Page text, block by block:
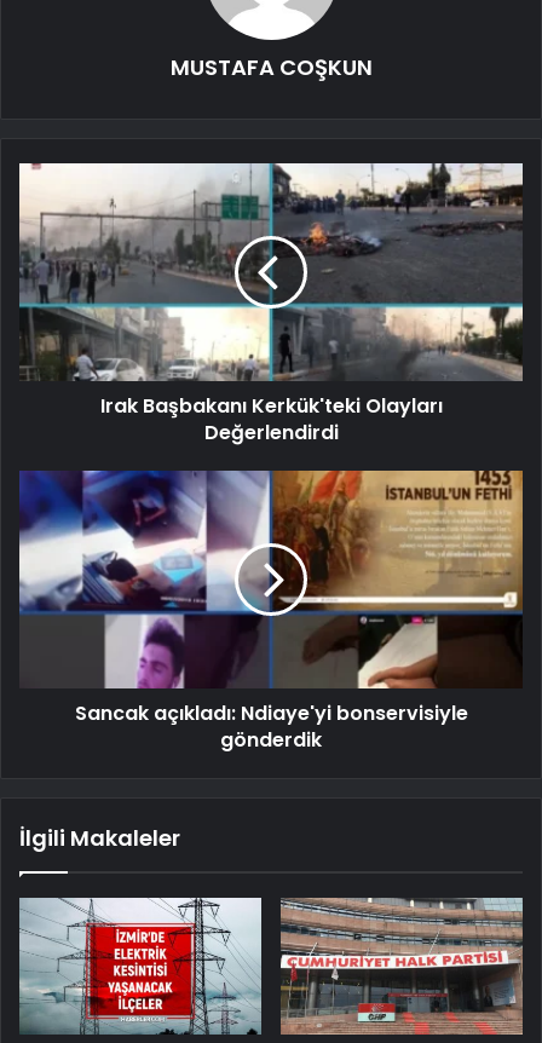
MUSTAFA COŞKUN
Irak Başbakanı Kerkük'teki Olayları
Değerlendirdi
Sancak açıkladı: Ndiaye'yi bonservisiyle
gönderdik
İlgili Makaleler